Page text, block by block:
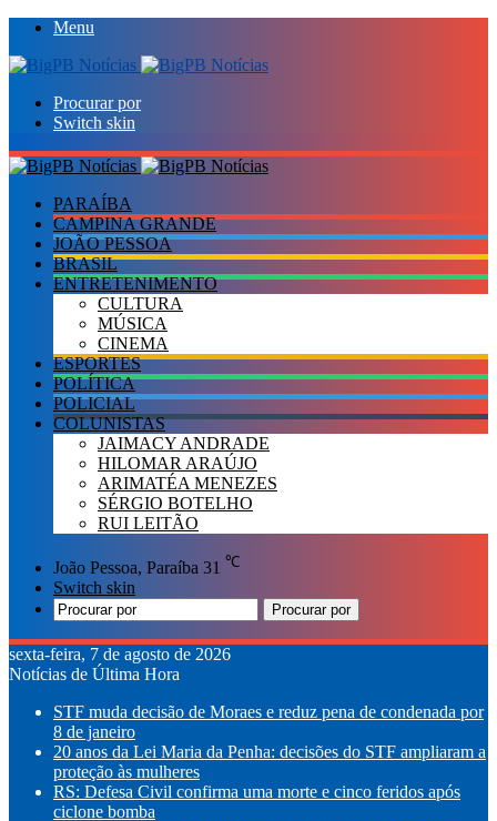
Menu
Procurar por
Switch skin
PARAÍBA
CAMPINA GRANDE
JOÃO PESSOA
BRASIL
ENTRETENIMENTO
CULTURA
MÚSICA
CINEMA
ESPORTES
POLÍTICA
POLICIAL
COLUNISTAS
JAIMACY ANDRADE
HILOMAR ARAÚJO
ARIMATÉA MENEZES
SÉRGIO BOTELHO
RUI LEITÃO
João Pessoa, Paraíba 31 ℃
Switch skin
Procurar por
sexta-feira, 7 de agosto de 2026
Notícias de Última Hora
STF muda decisão de Moraes e reduz pena de condenada por
8 de janeiro
20 anos da Lei Maria da Penha: decisões do STF ampliaram a
proteção às mulheres
RS: Defesa Civil confirma uma morte e cinco feridos após
ciclone bomba